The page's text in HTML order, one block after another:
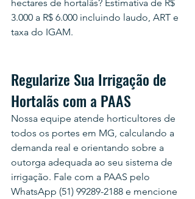
hectares de hortalãs? Estimativa de R$
3.000 a R$ 6.000 incluindo laudo, ART e
taxa do IGAM.
Regularize Sua Irrigação de
Hortalãs com a PAAS
Nossa equipe atende horticultores de
todos os portes em MG, calculando a
demanda real e orientando sobre a
outorga adequada ao seu sistema de
irrigação. Fale com a PAAS pelo
WhatsApp (51) 99289-2188 e mencione